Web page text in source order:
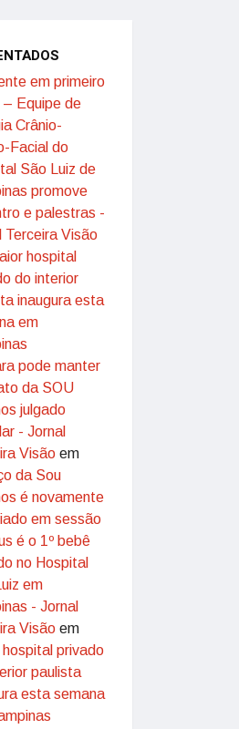
em primeiro
– Equipe de
Crânio-
Facial do
São Luiz de
promove
e palestras -
Terceira Visão
hospital
do interior
inaugura esta
em
pode manter
da SOU
julgado
- Jornal
Visão em
da Sou
é novamente
em sessão
é o 1º bebê
no Hospital
em
- Jornal
Visão em
hospital privado
paulista
esta semana